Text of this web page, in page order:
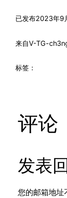
已发布2023年9
来自V-TG-
标签：
评论
发表
您的邮箱地址